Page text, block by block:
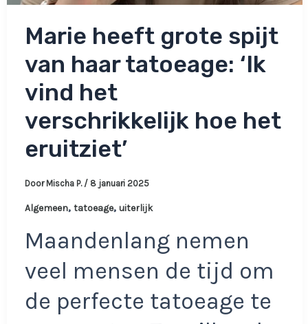
Marie heeft grote spijt
van haar tatoeage: ‘Ik
vind het
verschrikkelijk hoe het
eruitziet’
Door Mischa P. / 8 januari 2025
Algemeen, tatoeage, uiterlijk
Maandenlang nemen
veel mensen de tijd om
de perfecte tatoeage te